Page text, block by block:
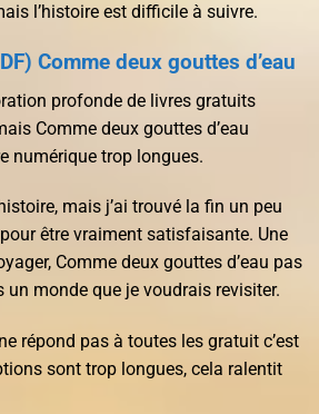
l’histoire est difficile à suivre.
Comme deux gouttes d’eau
profonde de livres gratuits
Comme deux gouttes d’eau
numérique trop longues.
mais j’ai trouvé la fin un peu
être vraiment satisfaisante. Une
Comme deux gouttes d’eau pas
un monde que je voudrais revisiter.
répond pas à toutes les gratuit c’est
sont trop longues, cela ralentit